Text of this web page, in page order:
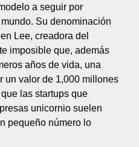
a seguir por
Su denominación
Lee, creadora del
imposible que, además
años de vida, una
un valor de 1,000 millones
las startups que
unicornio suelen
pequeño número lo